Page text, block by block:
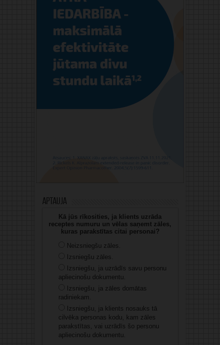
Aptauja
Kā jūs rīkosities, ja klients uzrāda
receptes numuru un vēlas saņemt zāles,
kuras parakstītas citai personai?
Neizsniegšu zāles.
Izsniegšu zāles.
Izsniegšu, ja uzrādīs savu personu
apliecinošu dokumentu.
Izsniegšu, ja zāles domātas
radiniekam.
Izsniegšu, ja klients nosauks tā
cilvēka personas kodu, kam zāles
parakstītas, vai uzrādīs šo personu
apliecinošu dokumentu.